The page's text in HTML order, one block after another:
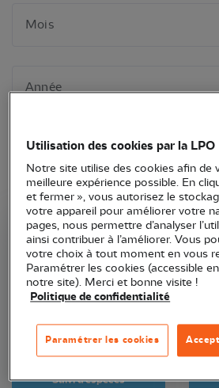
LPO Occitanie
Suivi d'espèces
Utilisation des cookies par la LPO
Notre site utilise des cookies afin de
meilleure expérience possible. En
et fermer », vous autorisez le
votre appareil pour améliorer votre
pages, nous permettre d’analyser
ainsi contribuer à l’améliorer. Vous
votre choix à tout moment en vous
Paramétrer les cookies (accessible
notre site). Merci et bonne visite !
Politique de confidentialité
Paramétrer les cookies